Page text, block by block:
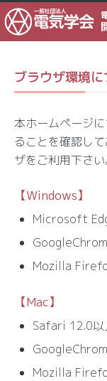
ブラウザ環境に
本ホームページ
ることを確認し
ザをご利用下さい
【Windows】
Microsoft
Mozilla
【Mac】
Safari 12.0以
Mozilla